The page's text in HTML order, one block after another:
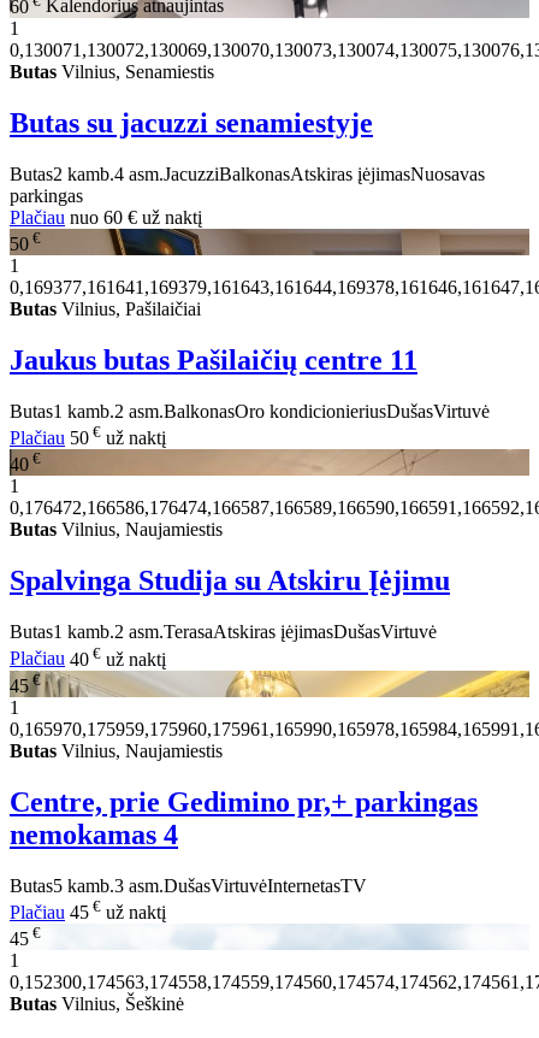
60
Kalendorius atnaujintas
1
Butas Vilnius, Senamiestis
Butas su jacuzzi senamiestyje
Butas2 kamb.4 asm.JacuzziBalkonasAtskiras įėjimasNuosavas
parkingas
Plačiau nuo 60 € už naktį
50 €
1
Butas Vilnius, Pašilaičiai
Jaukus butas Pašilaičių centre 11
Butas1 kamb.2 asm.BalkonasOro kondicionieriusDušasVirtuvė
Plačiau 50 € už naktį
40 €
1
Butas Vilnius, Naujamiestis
Spalvinga Studija su Atskiru Įėjimu
Butas1 kamb.2 asm.TerasaAtskiras įėjimasDušasVirtuvė
Plačiau 40 € už naktį
45€
1
Butas Vilnius, Naujamiestis
Centre, prie Gedimino pr,+ parkingas
nemokamas 4
Butas5 kamb.3 asm.DušasVirtuvėInternetasTV
Plačiau 45 € už naktį
45 €
1
Butas Vilnius, Šeškinė